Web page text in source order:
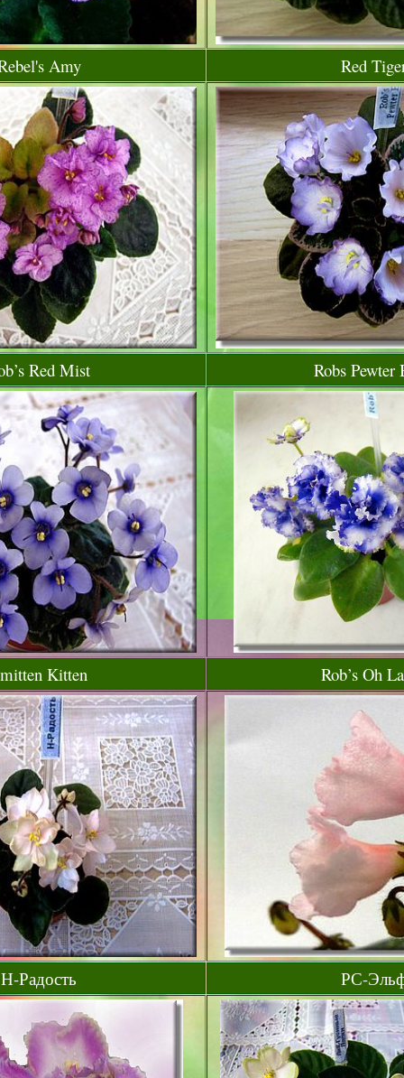
Amy Red
Red Mist Robs Pewter
Kitten Rob’s Oh
Н-Радость РС-